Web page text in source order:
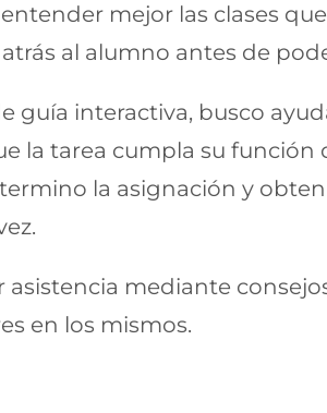
mejor las clases
al alumno antes de
guía interactiva, busco
la tarea cumpla su
la asignación y
mediante
en los mismos.